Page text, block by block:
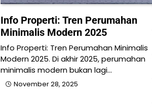
Info Properti: Tren Perumahan
Minimalis Modern 2025
Info Properti: Tren Perumahan Minimalis
Modern 2025. Di akhir 2025, perumahan
minimalis modern bukan lagi…
November 28, 2025